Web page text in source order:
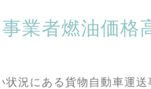
業者燃油価
況にある貨物自動車運